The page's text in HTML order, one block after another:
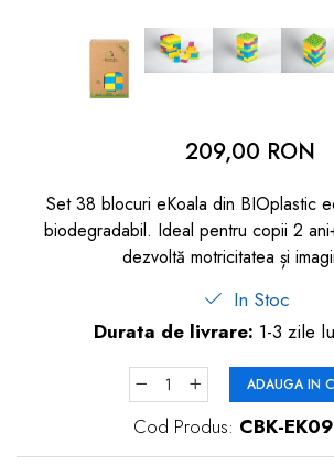
dopuri de urechi
Produse îngrijire copii
Igiena copii
209,00 RON
Set 38 blocuri eKoala din BIOplastic
biodegradabil. Ideal pentru copii 2
dezvoltă motricitatea și
In Stoc
Durata de livrare: 1-3 zile
ADAUGA IN
Cod Produs: CBK-